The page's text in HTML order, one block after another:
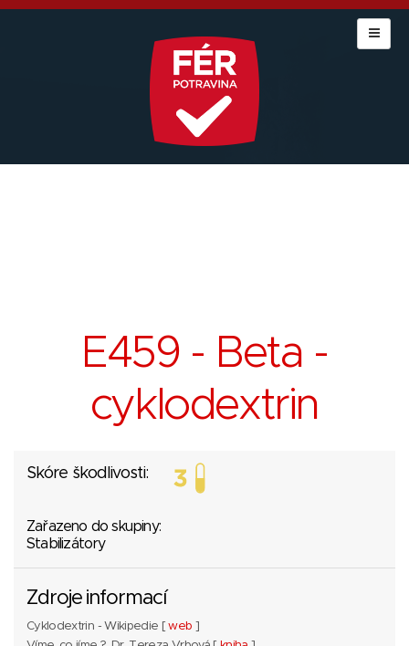
E459 - Beta -
cyklodextrin
Skóre škodlivosti:
Zařazeno do skupiny:
Stabilizátory
Zdroje informací
Cyklodextrin - Wikipedie [web ]